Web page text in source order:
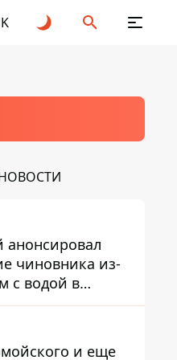
анонсировал
чиновника из-
с водой в
и еще